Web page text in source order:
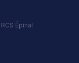
Épinal